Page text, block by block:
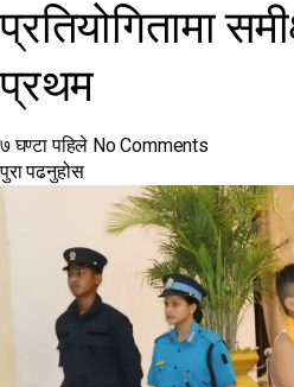
प्रतियोगितामा
प्रथम
७ घण्टा पहिले No Comments
पुरा पढनुहोस